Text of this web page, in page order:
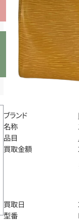
ブランド
名称
品目
買取金額
買取日
型番